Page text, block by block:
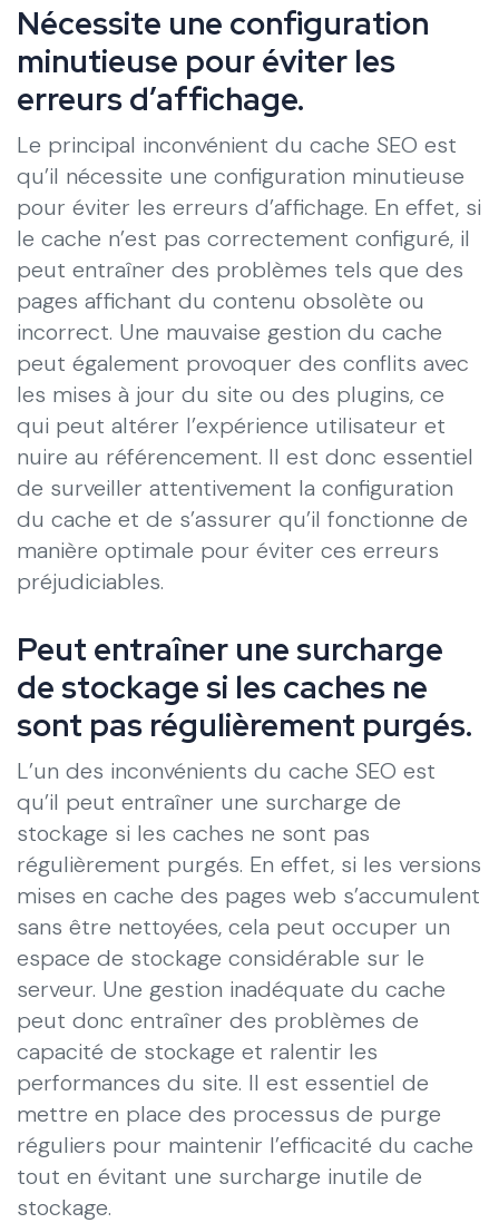
Nécessite une configuration
minutieuse pour éviter les
erreurs d’affichage.
Le principal inconvénient du cache SEO est
qu’il nécessite une configuration minutieuse
pour éviter les erreurs d’affichage. En effet, si
le cache n’est pas correctement configuré, il
peut entraîner des problèmes tels que des
pages affichant du contenu obsolète ou
incorrect. Une mauvaise gestion du cache
peut également provoquer des conflits avec
les mises à jour du site ou des plugins, ce
qui peut altérer l’expérience utilisateur et
nuire au référencement. Il est donc essentiel
de surveiller attentivement la configuration
du cache et de s’assurer qu’il fonctionne de
manière optimale pour éviter ces erreurs
préjudiciables.
Peut entraîner une surcharge
de stockage si les caches ne
sont pas régulièrement purgés.
L’un des inconvénients du cache SEO est
qu’il peut entraîner une surcharge de
stockage si les caches ne sont pas
régulièrement purgés. En effet, si les versions
mises en cache des pages web s’accumulent
sans être nettoyées, cela peut occuper un
espace de stockage considérable sur le
serveur. Une gestion inadéquate du cache
peut donc entraîner des problèmes de
capacité de stockage et ralentir les
performances du site. Il est essentiel de
mettre en place des processus de purge
réguliers pour maintenir l’efficacité du cache
tout en évitant une surcharge inutile de
stockage.